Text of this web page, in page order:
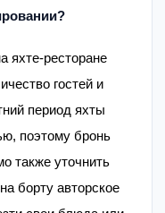
яхте-ресторане
гостей и
период яхты
поэтому бронь
также уточнить
борту авторское